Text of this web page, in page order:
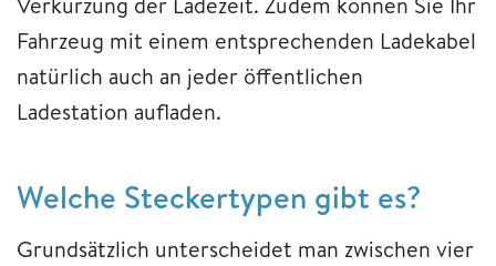
Fahrzeug mit einem entsprechenden Ladekabel
natürlich auch an jeder öffentlichen
Ladestation aufladen.
Welche Steckertypen gibt es?
Grundsätzlich unterscheidet man zwischen vier